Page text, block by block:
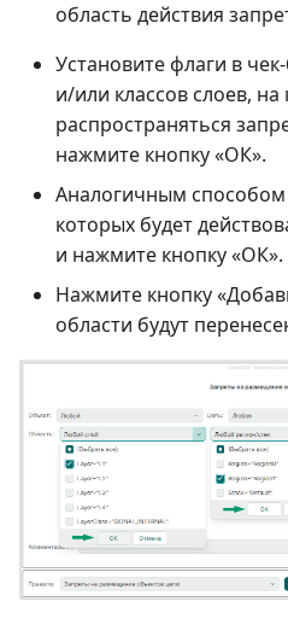
область действия
Установите флаги в
и/или классов слоев,
распространяться
нажмите кнопку «ОК».
Аналогичным
которых будет
и нажмите кнопку «ОК».
Нажмите кнопку
области будут